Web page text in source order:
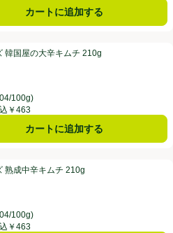
カートに追加する
210g
点。
韓国屋の大辛キムチ 210g
100g)
￥463
カートに追加する
点。
熟成中辛キムチ 210g
100g)
￥463